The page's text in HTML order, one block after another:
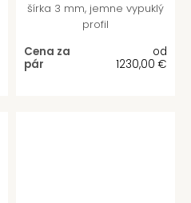
šírka 3 mm, jemne vypuklý
profil
Cena za
pár
od
1230,00 €